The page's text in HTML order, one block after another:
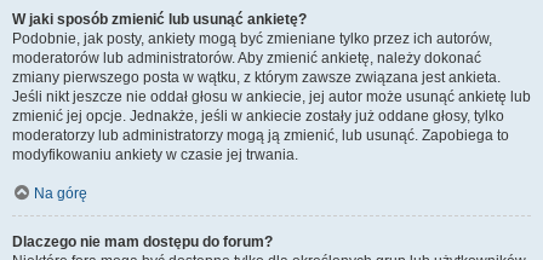
W jaki sposób zmienić lub usunąć ankietę?
Podobnie, jak posty, ankiety mogą być zmieniane tylko przez ich autorów,
moderatorów lub administratorów. Aby zmienić ankietę, należy dokonać
zmiany pierwszego posta w wątku, z którym zawsze związana jest ankieta.
Jeśli nikt jeszcze nie oddał głosu w ankiecie, jej autor może usunąć ankietę lub
zmienić jej opcje. Jednakże, jeśli w ankiecie zostały już oddane głosy, tylko
moderatorzy lub administratorzy mogą ją zmienić, lub usunąć. Zapobiega to
modyfikowaniu ankiety w czasie jej trwania.
Na górę
Dlaczego nie mam dostępu do forum?